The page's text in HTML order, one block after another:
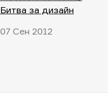
Битва за дизайн
07 Сен 2012